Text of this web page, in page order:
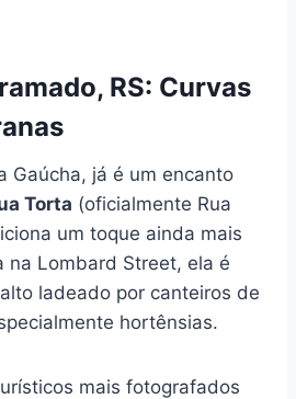
RS: Curvas
Gaúcha, já é um encanto
Torta (oficialmente Rua
um toque ainda mais
na Lombard Street, ela é
ladeado por canteiros de
hortênsias.
mais fotografados